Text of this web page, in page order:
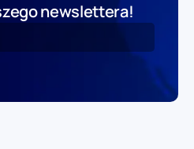
newslettera!